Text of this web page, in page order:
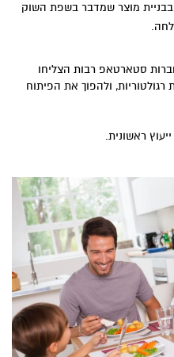
בבניית מוצר שמדבר בשפת השוק
סטארטאפ רבות הצליחו
ולהפוך את הפיתוח
ראשונית.